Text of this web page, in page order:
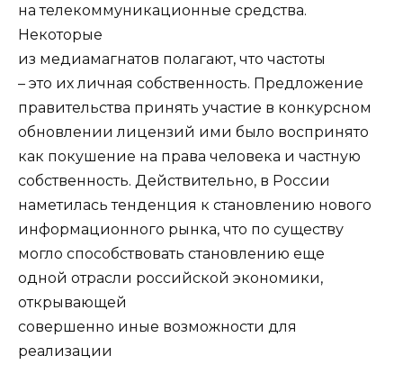
на телекоммуникационные средства.
Некоторые
из медиамагнатов полагают, что частоты
– это их личная собственность. Предложение
правительства принять участие в конкурсном
обновлении лицензий ими было воспринято
как покушение на права человека и частную
собственность. Действительно, в Poccии
наметилась тенденция к становлению нового
информационного рынка, что по существу
могло способствовать становлению еще
одной отрасли российской экономики,
открывающей
совершенно иные возможности для
реализации